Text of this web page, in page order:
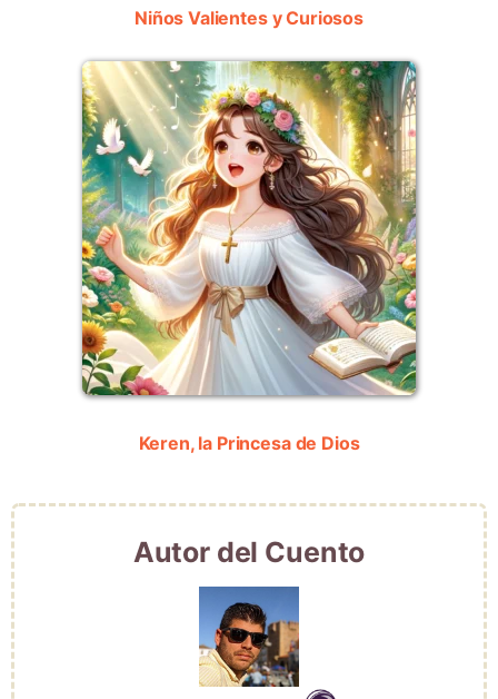
Niños Valientes y Curiosos
Keren, la Princesa de Dios
Autor del Cuento